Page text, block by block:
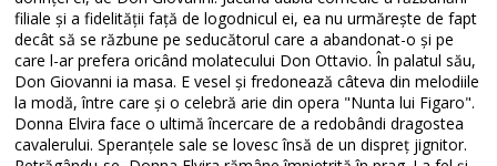
filiale și a fidelității față de logodnicul ei, ea nu urmărește de fapt
decât să se răzbune pe seducătorul care a abandonat-o și pe
care l-ar prefera oricând molatecului Don Ottavio. În palatul său,
Don Giovanni ia masa. E vesel și fredonează câteva din melodiile
la modă, între care și o celebră arie din opera "Nunta lui Figaro".
Donna Elvira face o ultimă încercare de a redobândi dragostea
cavalerului. Speranțele sale se lovesc însă de un dispreț jignitor.